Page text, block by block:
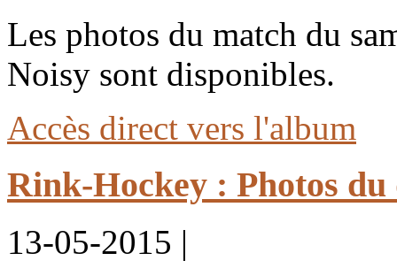
Les photos du match du
Noisy sont disponibles.
Accès direct vers l'album
Rink-Hockey : Photos
13-05-2015 |